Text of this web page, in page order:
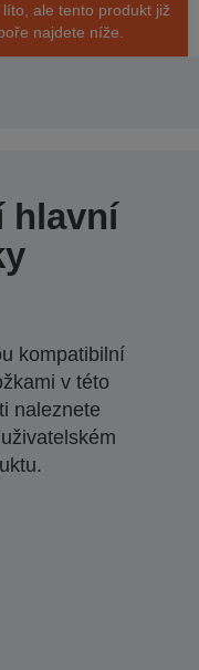
ale tento produkt již
najdete níže.
hlavní
kompatibilní
v této
naleznete